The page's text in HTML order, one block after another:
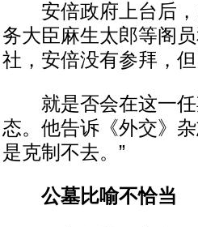
安倍政府上台后，
务大臣麻生太郎等阁
社，安倍没有参拜，
就是否会在这一任
态。他告诉《外交》
是克制不去。”
公墓比喻不恰当